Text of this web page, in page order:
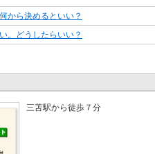
から決めるといい？
。どうしたらいい？
三苫駅から徒歩７分